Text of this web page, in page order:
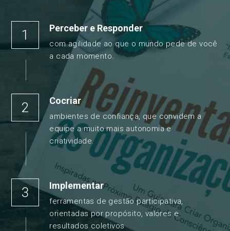
1 Perceber e Responder
com agilidade ao que o mundo pede de você
a cada momento.
2 Cocriar
ambientes de confiança, que convidem a
equipe a muito mais autonomia e
criatividade.
3 Implementar
ferramentas de gestão participativa,
orientadas por propósito, valores e
resultados coletivos